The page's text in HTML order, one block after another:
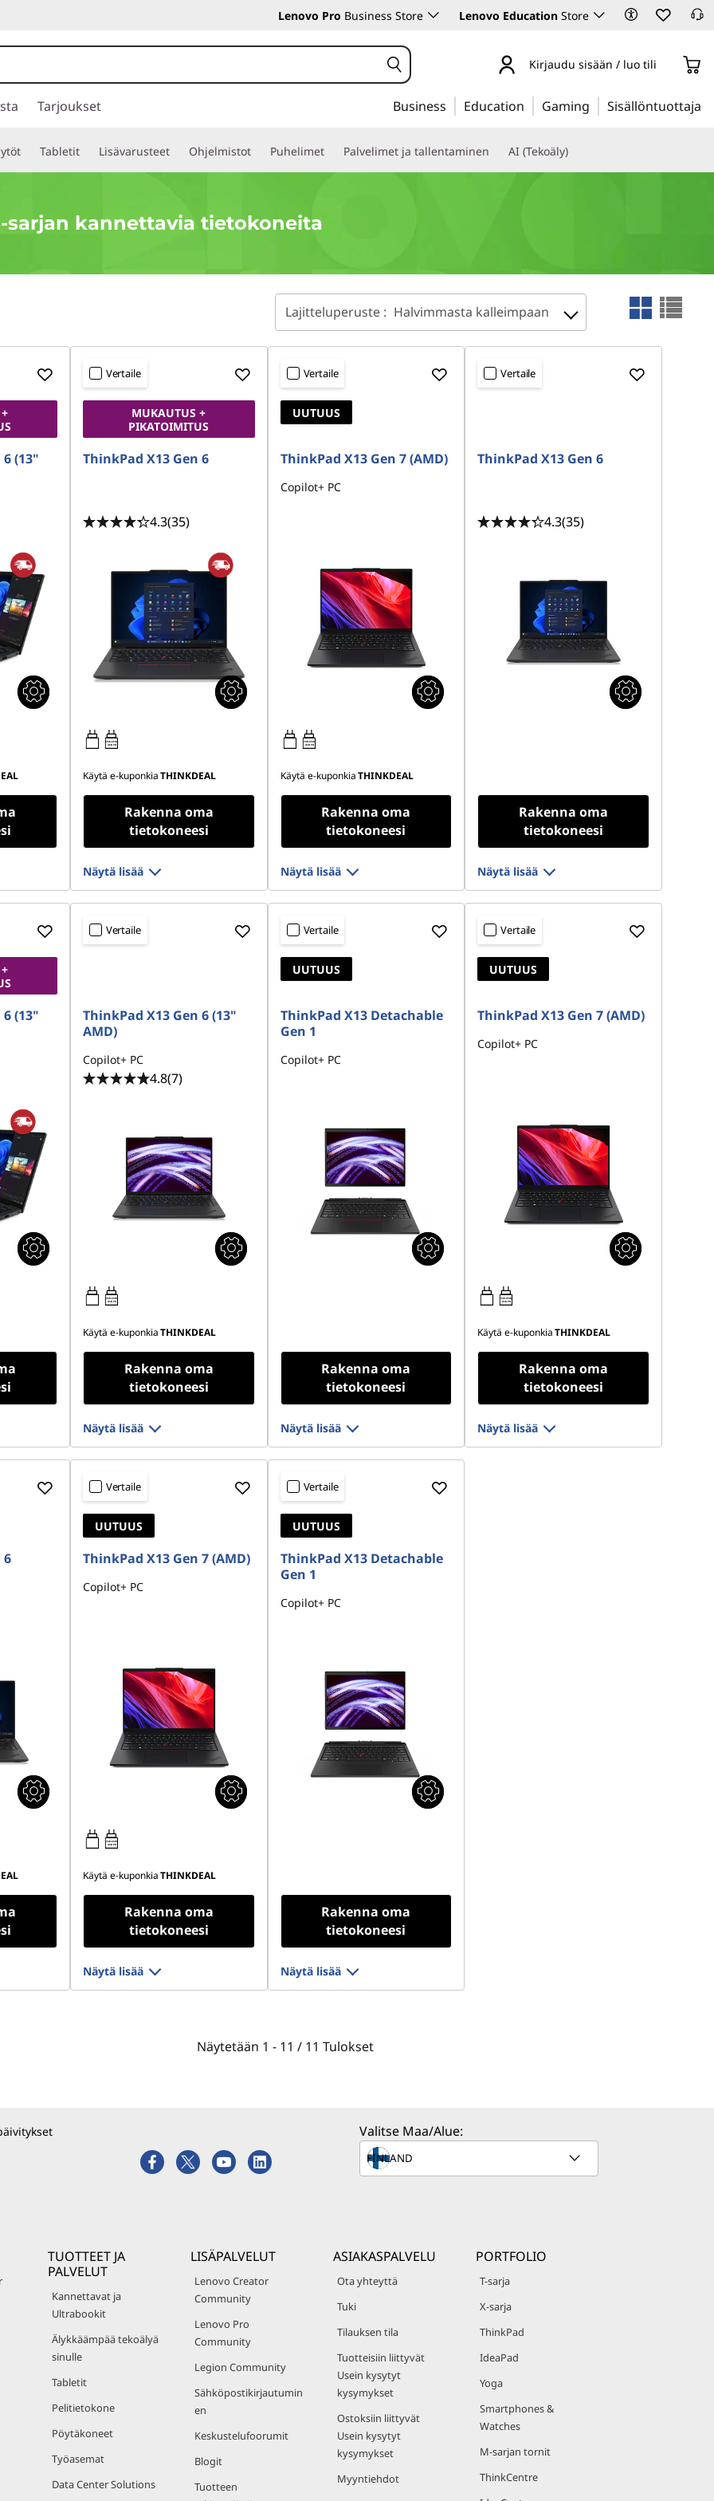
Lenovo Pro Business Store Lenovo Education Store
Kirjaudu sisään / luo tili
Tarjoukset Business Education Gaming Sisällöntuottaja
Tabletit Lisävarusteet Ohjelmistot Puhelimet Palvelimet ja tallentaminen AI (Tekoäly)
sarjan kannettavia tietokoneita
Lajitteluperuste : Halvimmasta kalleimpaan
(13"
Vertaile
MUKAUTUS +
PIKATOIMITUS
ThinkPad X13 Gen 6
4.3(35)
65W-65W
USB PD
Käytä e-kuponkiaTHINKDEAL
Rakenna oma
tietokoneesi
Näytä lisää
Vertaile
UUTUUS
ThinkPad X13 Gen 7 (AMD)
Copilot+ PC
15W-65W
USB PD
Käytä e-kuponkiaTHINKDEAL
Rakenna oma
tietokoneesi
Näytä lisää
Vertaile
ThinkPad X13 Gen 6
4.3(35)
Rakenna oma
tietokoneesi
Näytä lisää
(13"
Vertaile
ThinkPad X13 Gen 6 (13"
AMD)
Copilot+ PC
4.8(7)
65W-65W
USB PD
Käytä e-kuponkiaTHINKDEAL
Rakenna oma
tietokoneesi
Näytä lisää
Vertaile
UUTUUS
ThinkPad X13 Detachable
Gen 1
Copilot+ PC
Rakenna oma
tietokoneesi
Näytä lisää
Vertaile
UUTUUS
ThinkPad X13 Gen 7 (AMD)
Copilot+ PC
15W-65W
USB PD
Käytä e-kuponkiaTHINKDEAL
Rakenna oma
tietokoneesi
Näytä lisää
6
Vertaile
UUTUUS
ThinkPad X13 Gen 7 (AMD)
Copilot+ PC
15W-65W
USB PD
Käytä e-kuponkiaTHINKDEAL
Rakenna oma
tietokoneesi
Näytä lisää
Vertaile
UUTUUS
ThinkPad X13 Detachable
Gen 1
Copilot+ PC
Rakenna oma
tietokoneesi
Näytä lisää
Näytetään 1 - 11 / 11 Tulokset
Valitse Maa/Alue:
TUOTTEET JA
PALVELUT
Kannettavat ja
Ultrabookit
Älykkäämpää tekoälyä
sinulle
Tabletit
Pelitietokone
Pöytäkoneet
Työasemat
Data Center Solutions
LISÄPALVELUT
Lenovo Creator
Community
Lenovo Pro
Community
Legion Community
Sähköpostikirjautumin
en
Keskustelufoorumit
Blogit
Tuotteen
ASIAKASPALVELU
Ota yhteyttä
Tuki
Tilauksen tila
Tuotteisiin liittyvät
Usein kysytyt
kysymykset
Ostoksiin liittyvät
Usein kysytyt
kysymykset
Myyntiehdot
PORTFOLIO
T-sarja
X-sarja
ThinkPad
IdeaPad
Yoga
Smartphones &
Watches
M-sarjan tornit
ThinkCentre